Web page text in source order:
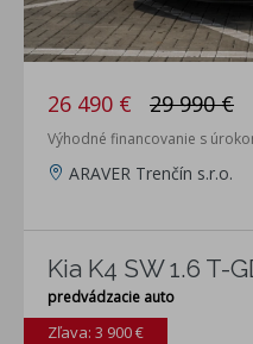
26 490 € 29 990 €
Výhodné financovanie s
ARAVER Trenčín s.r.o.
Kia K4 SW 1.6 T-
predvádzacie auto
Zľava: 3 900 €